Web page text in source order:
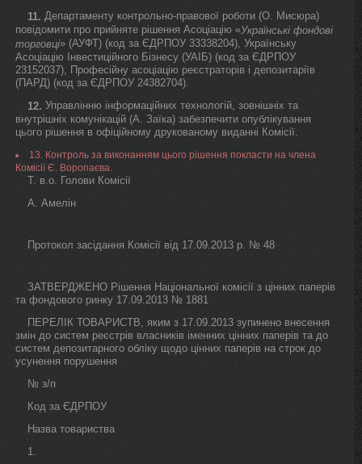
11. Департаменту контрольно-правової роботи (О. Мисюра)
повідомити про прийняте рішення Асоціацію «Українські фондові
торговці» (АУФТ) (код за ЄДРПОУ 33338204), Українську
Асоціацію Інвестиційного Бізнесу (УАІБ) (код за ЄДРПОУ
23152037), Професійну асоціацію реєстраторів і депозитаріїв
(ПАРД) (код за ЄДРПОУ 24382704).
12. Управлінню інформаційних технологій, зовнішніх та
внутрішніх комунікацій (А. Заїка) забезпечити опублікування
цього рішення в офіційному друкованому виданні Комісії.
13. Контроль за виконанням цього рішення покласти на члена
Комісії Є. Воропаєва.
Т. в.о. Голови Комісії
А. Амелін
Протокол засідання Комісії від 17.09.2013 р. № 48
ЗАТВЕРДЖЕНО Рішення Національної комісії з цінних паперів
та фондового ринку 17.09.2013 № 1881
ПЕРЕЛІК ТОВАРИСТВ, яким з 17.09.2013 зупинено внесення
змін до систем реєстрів власників іменних цінних паперів та до
систем депозитарного обліку щодо цінних паперів на строк до
усунення порушення
№ з/п
Код за ЄДРПОУ
Назва товариства
1.